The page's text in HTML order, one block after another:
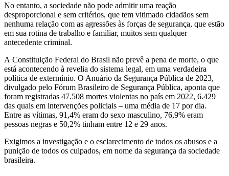
No entanto, a sociedade não pode admitir uma reação
desproporcional e sem critérios, que tem vitimado cidadãos sem
nenhuma relação com as agressões às forças de segurança, que estão
em sua rotina de trabalho e familiar, muitos sem qualquer
antecedente criminal.
A Constituição Federal do Brasil não prevê a pena de morte, o que
está acontecendo à revelia do sistema legal, em uma verdadeira
política de extermínio. O Anuário da Segurança Pública de 2023,
divulgado pelo Fórum Brasileiro de Segurança Pública, aponta que
foram registradas 47.508 mortes violentas no país em 2022, 6.429
das quais em intervenções policiais – uma média de 17 por dia.
Entre as vítimas, 91,4% eram do sexo masculino, 76,9% eram
pessoas negras e 50,2% tinham entre 12 e 29 anos.
Exigimos a investigação e o esclarecimento de todos os abusos e a
punição de todos os culpados, em nome da segurança da sociedade
brasileira.